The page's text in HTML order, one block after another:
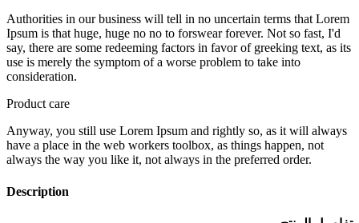
Authorities in our business will tell in no uncertain terms that Lorem
Ipsum is that huge, huge no no to forswear forever. Not so fast, I'd
say, there are some redeeming factors in favor of greeking text, as its
use is merely the symptom of a worse problem to take into
consideration.
Product care
Anyway, you still use Lorem Ipsum and rightly so, as it will always
have a place in the web workers toolbox, as things happen, not
always the way you like it, not always in the preferred order.
Description